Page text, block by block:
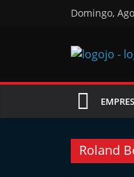
Domingo,
das
Roland